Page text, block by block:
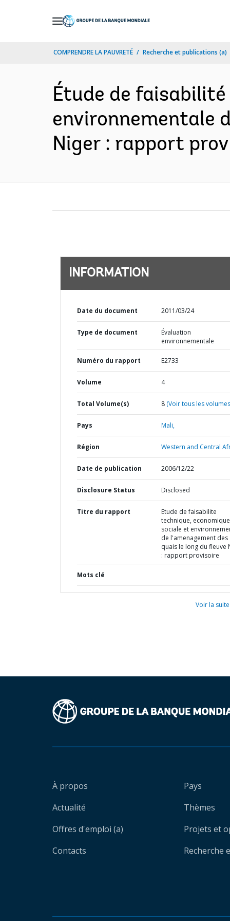
COMPRENDRE LA PAUVRETÉ Recherche et publications (a)
Étude de
environnementale
Niger : rapport
INFORMATION
Date du document 2011/03/24
Type de document
Évaluation
environnementale
Numéro du rapport E2733
Volume 4
Total Volume(s) 8 (Voir tous les
Pays Mali,
Région Western and Central
Date de publication 2006/12/22
Disclosure Status Disclosed
Titre du rapport
Etude de faisabilite
technique,
sociale et
de l'amenagement des
quais le long du fleuve
: rapport provisoire
Mots clé
Voir la suite
À propos
Actualité
Offres d'emploi (a)
Contacts
Pays
Thèmes
Projets et
Recherche